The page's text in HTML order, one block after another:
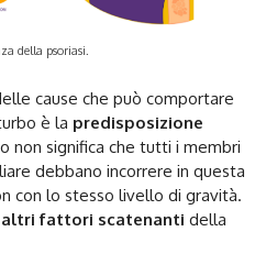
della psoriasi.
cause che può comportare
è la predisposizione
non significa che tutti i membri
debbano incorrere in questa
con lo stesso livello di gravità.
altri fattori scatenanti della